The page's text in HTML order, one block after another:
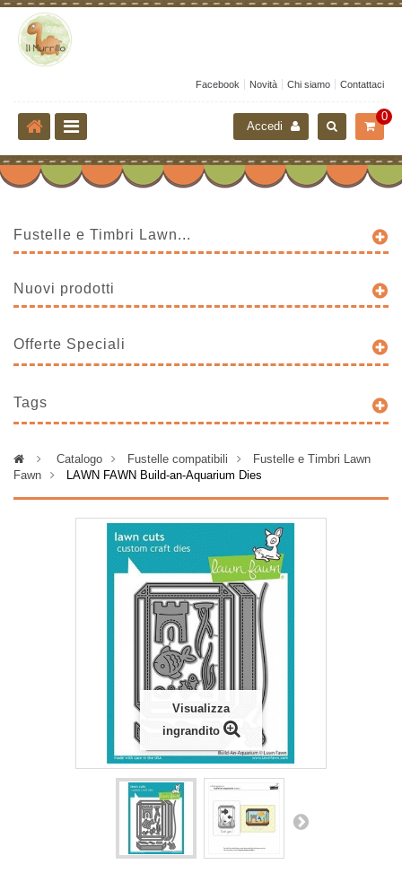
Facebook Novità Chi siamo Contattaci
0
Accedi
Fustelle e Timbri Lawn...
Nuovi prodotti
Offerte Speciali
Tags
> Catalogo > Fustelle compatibili >
Fustelle e Timbri Lawn
Fawn
> LAWN FAWN Build-an-Aquarium Dies
Visualizza
ingrandito